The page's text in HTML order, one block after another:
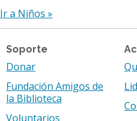
Ir a Niños »
Soporte
Donar
Fundación Amigos de
la Biblioteca
Voluntarios